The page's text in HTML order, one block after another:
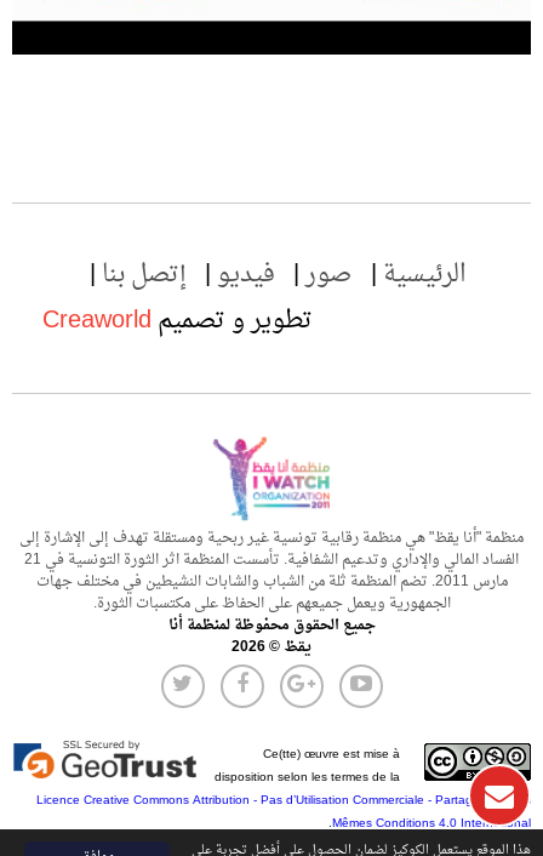
هذا الموقع يستعمل الكوكيز لضمان الحصول على أفضل تجربة على
الرئيسية صور فيديو
إتصل بنا
تطوير و تصميمCreaworld
منظمة "أنا يقظ" هي منظمة رقابية تونسية غير ربحية ومستقلة تهدف إلى الإشارة إلى
الفساد المالي والإداري وتدعيم الشفافية. تأسست المنظمة اثر الثورة التونسية في 21
مارس 2011. تضم المنظمة ثلة من الشباب والشابات النشيطين في مختلف جهات
الجمهورية ويعمل جميعهم على الحفاظ على مكتسبات الثورة.
جميع الحقوق محفوظة لمنظمة أنا
يقظ © 2026
Ce(tte) œuvre est mise à
disposition selon les termes de la
Licence Creative Commons Attribution - Pas d’Utilisation Commerciale - Partage dans les
Mêmes Conditions 4.0 International
.